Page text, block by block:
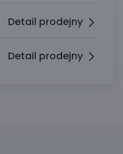
Detail prodejny
Detail prodejny